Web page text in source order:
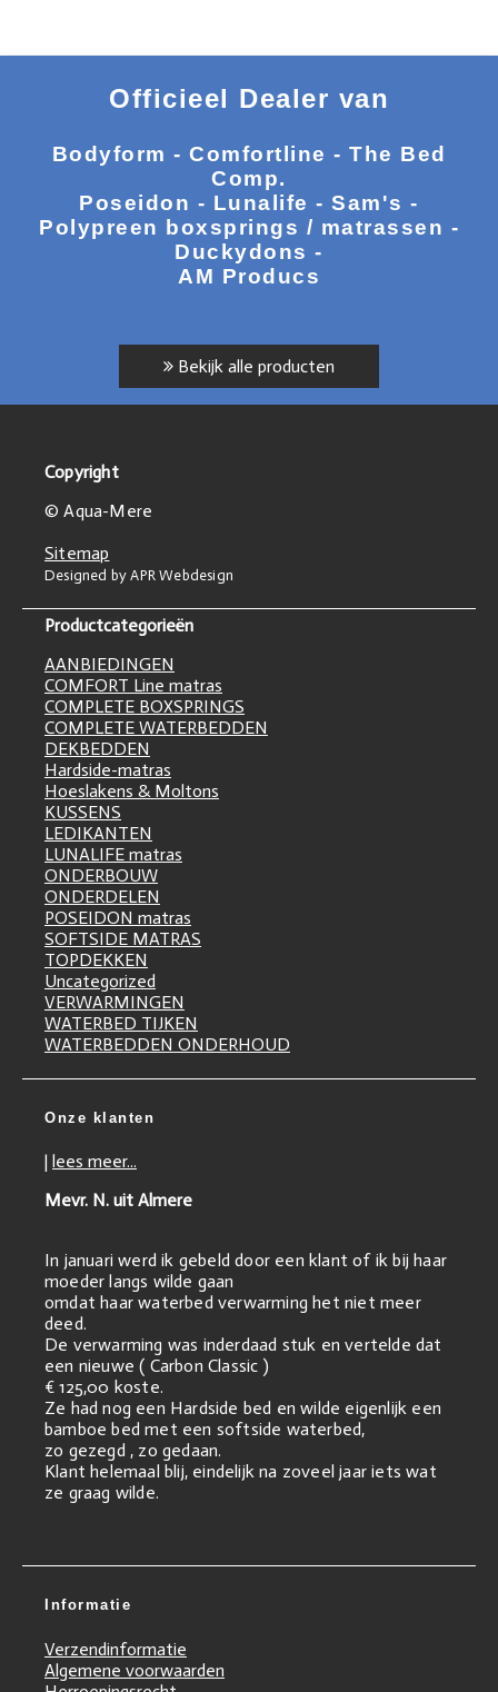
Officieel Dealer van
Bodyform - Comfortline - The Bed
Comp.
Poseidon - Lunalife - Sam's -
Polypreen boxsprings / matrassen -
Duckydons -
AM Producs
Bekijk alle producten
Copyright
© Aqua-Mere
Sitemap
Designed by APR Webdesign
Productcategorieën
AANBIEDINGEN
COMFORT Line matras
COMPLETE BOXSPRINGS
COMPLETE WATERBEDDEN
DEKBEDDEN
Hardside-matras
Hoeslakens & Moltons
KUSSENS
LEDIKANTEN
LUNALIFE matras
ONDERBOUW
ONDERDELEN
POSEIDON matras
SOFTSIDE MATRAS
TOPDEKKEN
Uncategorized
VERWARMINGEN
WATERBED TIJKEN
WATERBEDDEN ONDERHOUD
Onze klanten
| lees meer...
Mevr. N. uit Almere
In januari werd ik gebeld door een klant of ik bij haar
moeder langs wilde gaan
omdat haar waterbed verwarming het niet meer
deed.
De verwarming was inderdaad stuk en vertelde dat
een nieuwe ( Carbon Classic )
€ 125,00 koste.
Ze had nog een Hardside bed en wilde eigenlijk een
bamboe bed met een softside waterbed,
zo gezegd , zo gedaan.
Klant helemaal blij, eindelijk na zoveel jaar iets wat
ze graag wilde.
Informatie
Verzendinformatie
Algemene voorwaarden